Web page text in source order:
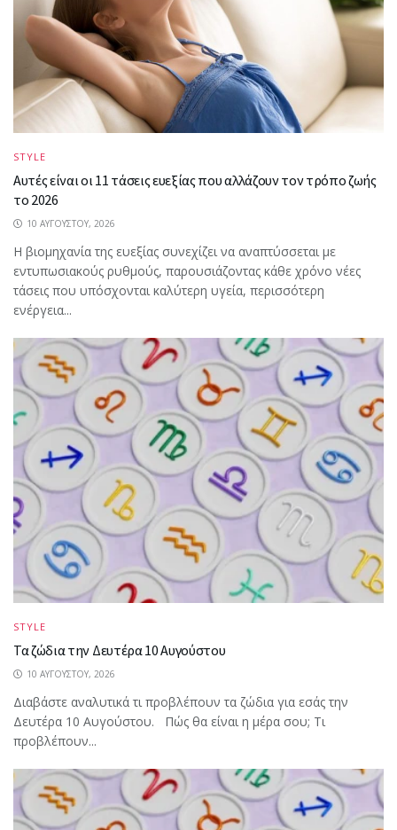
STYLE
Αυτές είναι οι 11 τάσεις ευεξίας που αλλάζουν τον τρόπο ζωής
το 2026
10 ΑΥΓΟΎΣΤΟΥ, 2026
Η βιομηχανία της ευεξίας συνεχίζει να αναπτύσσεται με
εντυπωσιακούς ρυθμούς, παρουσιάζοντας κάθε χρόνο νέες
τάσεις που υπόσχονται καλύτερη υγεία, περισσότερη
ενέργεια...
STYLE
Τα ζώδια την Δευτέρα 10 Αυγούστου
10 ΑΥΓΟΎΣΤΟΥ, 2026
Διαβάστε αναλυτικά τι προβλέπουν τα ζώδια για εσάς την
Δευτέρα 10 Αυγούστου. Πώς θα είναι η μέρα σου; Τι
προβλέπουν...